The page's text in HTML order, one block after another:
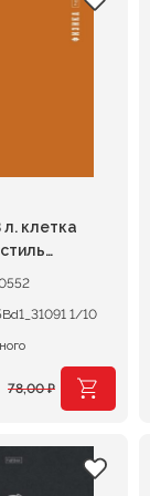
клетка
48Т5Bd1_31091 1/10
78,00₽